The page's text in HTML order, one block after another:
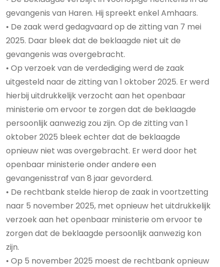
gevangenis van Haren. Hij spreekt enkel Amhaars.
• De zaak werd gedagvaard op de zitting van 7 mei
2025. Daar bleek dat de beklaagde niet uit de
gevangenis was overgebracht.
• Op verzoek van de verdediging werd de zaak
uitgesteld naar de zitting van 1 oktober 2025. Er werd
hierbij uitdrukkelijk verzocht aan het openbaar
ministerie om ervoor te zorgen dat de beklaagde
persoonlijk aanwezig zou zijn. Op de zitting van 1
oktober 2025 bleek echter dat de beklaagde
opnieuw niet was overgebracht. Er werd door het
openbaar ministerie onder andere een
gevangenisstraf van 8 jaar gevorderd.
• De rechtbank stelde hierop de zaak in voortzetting
naar 5 november 2025, met opnieuw het uitdrukkelijk
verzoek aan het openbaar ministerie om ervoor te
zorgen dat de beklaagde persoonlijk aanwezig kon
zijn.
• Op 5 november 2025 moest de rechtbank opnieuw